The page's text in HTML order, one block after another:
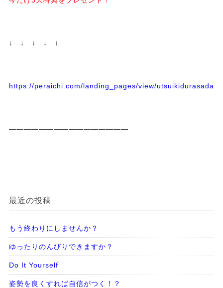
↓ ↓ ↓ ↓ ↓
https://peraichi.com/landing_pages/view/
————————————————
最近の投稿
もう終わりにしませんか？
ゆったりのんびりできますか？
Do It Yourself
姿勢を良くすれば自信がつく！？